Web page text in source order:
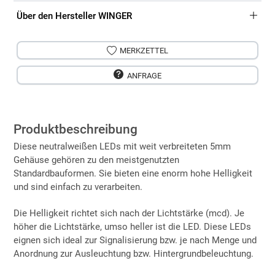
Über den Hersteller WINGER
MERKZETTEL
ANFRAGE
Produktbeschreibung
Diese neutralweißen LEDs mit weit verbreiteten 5mm
Gehäuse gehören zu den meistgenutzten
Standardbauformen. Sie bieten eine enorm hohe Helligkeit
und sind einfach zu verarbeiten.
Die Helligkeit richtet sich nach der Lichtstärke (mcd). Je
höher die Lichtstärke, umso heller ist die LED. Diese LEDs
eignen sich ideal zur Signalisierung bzw. je nach Menge und
Anordnung zur Ausleuchtung bzw. Hintergrundbeleuchtung.